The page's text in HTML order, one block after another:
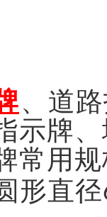
、道
示牌
常用
形直径